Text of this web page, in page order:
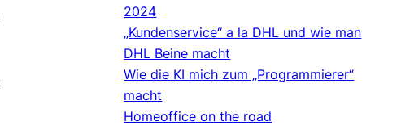
2024
„Kundenservice“ a la DHL und wie man
DHL Beine macht
Wie die KI mich zum „Programmierer“
macht
Homeoffice on the road